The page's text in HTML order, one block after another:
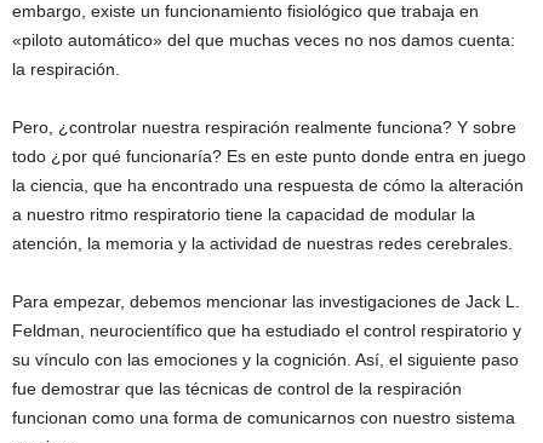
embargo, existe un funcionamiento fisiológico que trabaja en
«piloto automático» del que muchas veces no nos damos cuenta:
la respiración.
Pero, ¿controlar nuestra respiración realmente funciona? Y sobre
todo ¿por qué funcionaría? Es en este punto donde entra en juego
la ciencia, que ha encontrado una respuesta de cómo la alteración
a nuestro ritmo respiratorio tiene la capacidad de modular la
atención, la memoria y la actividad de nuestras redes cerebrales.
Para empezar, debemos mencionar las investigaciones de Jack L.
Feldman, neurocientífico que ha estudiado el control respiratorio y
su vínculo con las emociones y la cognición. Así, el siguiente paso
fue demostrar que las técnicas de control de la respiración
funcionan como una forma de comunicarnos con nuestro sistema